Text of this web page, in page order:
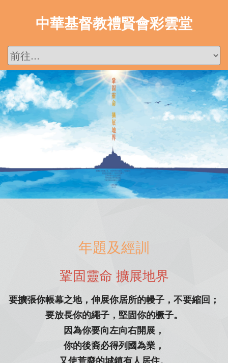
中華基督教禮賢會彩雲堂
年題及經訓
鞏固靈命 擴展地界
要擴張你帳幕之地，伸展你居所的幔子，不要縮回；
要放長你的繩子，堅固你的橛子。
因為你要向左向右開展，
你的後裔必得列國為業，
又使荒廢的城鎮有人居住。